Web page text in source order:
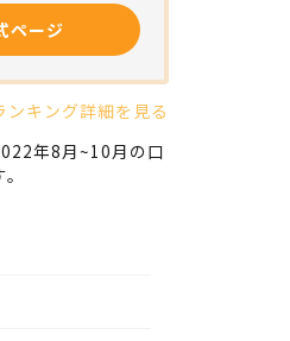
ページ
キング詳細を見る
年8月~10月の口